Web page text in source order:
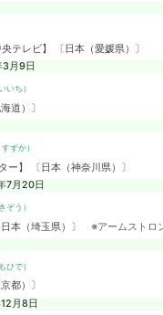
テレビ】 〔日本（愛媛県）〕
月9日
いち）
道）〕
ずか）
ー】 〔日本（神奈川県）〕
7月20日
ぞう）
日本（埼玉県）〕 ※アームストロ
ひで）
都）〕
月8日